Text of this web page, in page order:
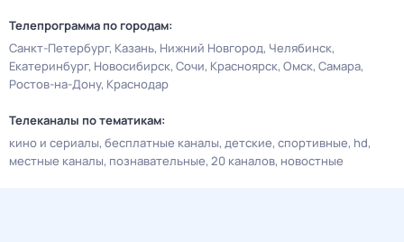
Телепрограмма по городам:
Санкт-Петербург Казань Нижний Новгород Челябинск
Екатеринбург Новосибирск Сочи Красноярск Омск Самара
Ростов-на-Дону Краснодар
Телеканалы по тематикам:
кино и сериалы бесплатные каналы детские спортивные hd
местные каналы познавательные 20 каналов новостные